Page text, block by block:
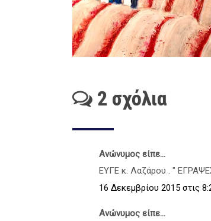
2 σχόλια
Ανώνυμος είπε...
ΕΥΓΕ κ. Λαζάρου . "
16 Δεκεμβρίου 2015 στις
Ανώνυμος είπε...